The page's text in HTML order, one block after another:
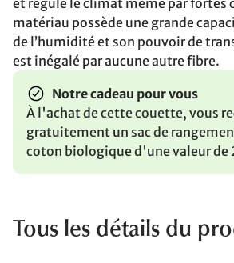
et régule le climat même par fortes
matériau possède une grande
de l’humidité et son pouvoir de
est inégalé par aucune autre fibre.
Notre cadeau pour vous
À l'achat de cette couette, vous
gratuitement un sac de
coton biologique d'une valeur de
Tous les détails du